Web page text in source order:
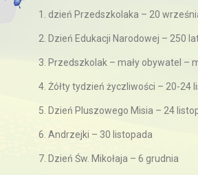
1. dzień Przedszkolaka – 20
2. Dzień Edukacji Narodowej – 250
3. Przedszkolak – mały obywatel –
4. Żółty tydzień życzliwości – 20-24
5. Dzień Pluszowego Misia – 24
6. Andrzejki – 30 listopada
7. Dzień Św. Mikołaja – 6 grudnia